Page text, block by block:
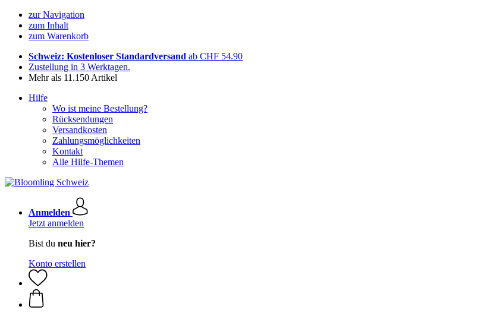
zur Navigation
zum Inhalt
zum Warenkorb
Schweiz: Kostenloser Standardversand ab CHF 54.90
Zustellung in 3 Werktagen.
Mehr als 11.150 Artikel
Hilfe
Wo ist meine Bestellung?
Rücksendungen
Versandkosten
Zahlungsmöglichkeiten
Kontakt
Alle Hilfe-Themen
Anmelden
Jetzt anmelden
Bist du neu hier?
Konto erstellen